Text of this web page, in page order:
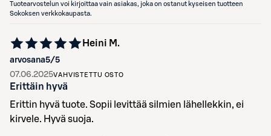
Tuotearvostelun voi kirjoittaa vain asiakas, joka on ostanut kyseisen tuotteen
Sokoksen verkkokaupasta.
arvosana5/5
Heini M.
07.06.2025VAHVISTETTU OSTO
Erittäin hyvä
Erittin hyvä tuote. Sopii levittää silmien lähellekkin, ei
kirvele. Hyvä suoja.